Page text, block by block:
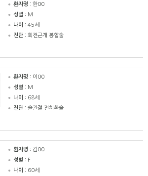
환자명 : 한00
성별 : M
나이 : 45세
진단 : 회전근개 봉합술
환자명 : 이00
성별 : M
나이 : 68세
진단 : 슬관절 전치환술
환자명 : 김00
성별 : F
나이 : 60세